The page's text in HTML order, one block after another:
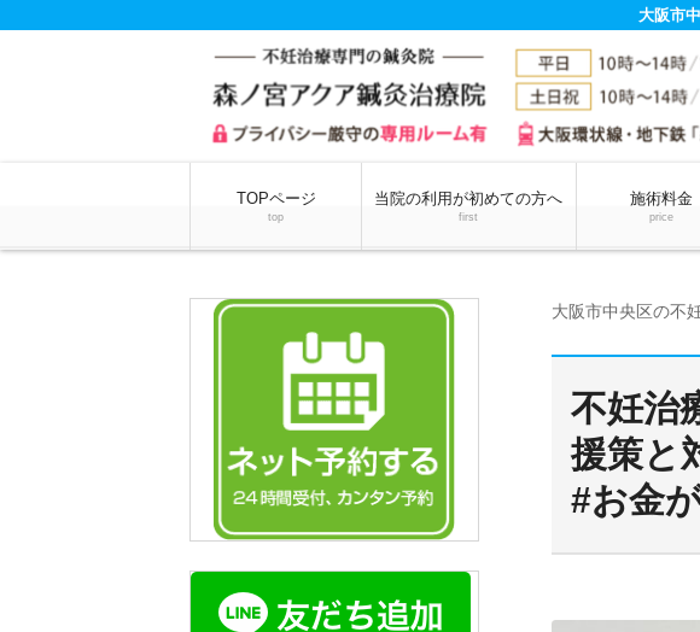
大阪市
TOPページ
top
当院の利用が初めての方へ
first
施術料金
price
大阪市中央区の不
不妊治
援策と
#お金